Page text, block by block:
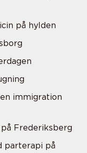
på hylden
immigration
Frederiksberg
parterapi på